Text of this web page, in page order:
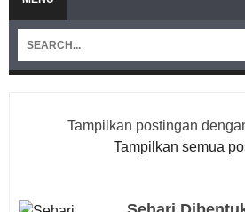
Tampilkan postingan
Tampilkan semua